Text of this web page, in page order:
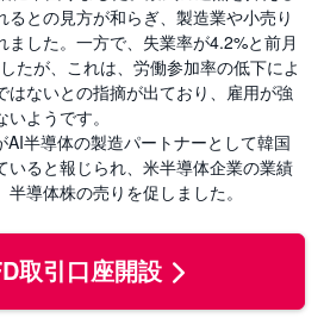
るとの見方が和らぎ、製造業や小売り
ました。一方で、失業率が4.2%と前月
たが、これは、労働参加率の低下によ
はないとの指摘が出ており、雇用が強
ようです。
半導体の製造パートナーとして韓国
いると報じられ、米半導体企業の業績
導体株の売りを促しました。
取引口座開設